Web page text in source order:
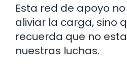
Esta red de apoyo
aliviar la carga, sino
recuerda que no
nuestras luchas.